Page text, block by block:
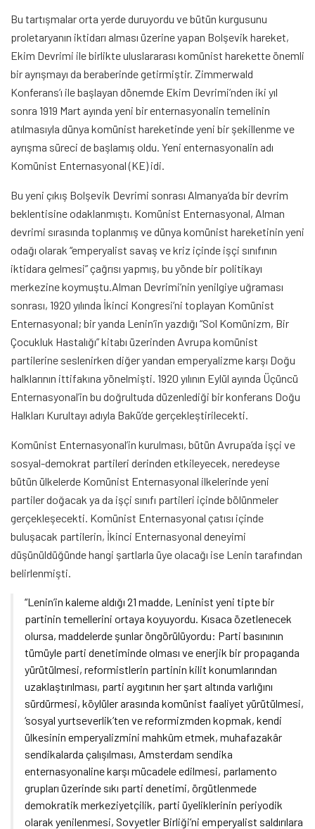
Bu tartışmalar orta yerde duruyordu ve bütün kurgusunu
proletaryanın iktidarı alması üzerine yapan Bolşevik hareket,
Ekim Devrimi ile birlikte uluslararası komünist harekette önemli
bir ayrışmayı da beraberinde getirmiştir. Zimmerwald
Konferans’ı ile başlayan dönemde Ekim Devrimi’nden iki yıl
sonra 1919 Mart ayında yeni bir enternasyonalin temelinin
atılmasıyla dünya komünist hareketinde yeni bir şekillenme ve
ayrışma süreci de başlamış oldu. Yeni enternasyonalin adı
Komünist Enternasyonal (KE) idi.
Bu yeni çıkış Bolşevik Devrimi sonrası Almanya’da bir devrim
beklentisine odaklanmıştı. Komünist Enternasyonal, Alman
devrimi sırasında toplanmış ve dünya komünist hareketinin yeni
odağı olarak “emperyalist savaş ve kriz içinde işçi sınıfının
iktidara gelmesi” çağrısı yapmış, bu yönde bir politikayı
merkezine koymuştu.Alman Devrimi’nin yenilgiye uğraması
sonrası, 1920 yılında İkinci Kongresi’ni toplayan Komünist
Enternasyonal; bir yanda Lenin’in yazdığı “Sol Komünizm, Bir
Çocukluk Hastalığı” kitabı üzerinden Avrupa komünist
partilerine seslenirken diğer yandan emperyalizme karşı Doğu
halklarının ittifakına yönelmişti. 1920 yılının Eylül ayında Üçüncü
Enternasyonal’in bu doğrultuda düzenlediği bir konferans Doğu
Halkları Kurultayı adıyla Bakü’de gerçekleştirilecekti.
Komünist Enternasyonal’in kurulması, bütün Avrupa’da işçi ve
sosyal-demokrat partileri derinden etkileyecek, neredeyse
bütün ülkelerde Komünist Enternasyonal ilkelerinde yeni
partiler doğacak ya da işçi sınıfı partileri içinde bölünmeler
gerçekleşecekti. Komünist Enternasyonal çatısı içinde
buluşacak partilerin, İkinci Enternasyonal deneyimi
düşünüldüğünde hangi şartlarla üye olacağı ise Lenin tarafından
belirlenmişti.
“Lenin’in kaleme aldığı 21 madde, Leninist yeni tipte bir
partinin temellerini ortaya koyuyordu. Kısaca özetlenecek
olursa, maddelerde şunlar öngörülüyordu: Parti basınının
tümüyle parti denetiminde olması ve enerjik bir propaganda
yürütülmesi, reformistlerin partinin kilit konumlarından
uzaklaştırılması, parti aygıtının her şart altında varlığını
sürdürmesi, köylüler arasında komünist faaliyet yürütülmesi,
‘sosyal yurtseverlik’ten ve reformizmden kopmak, kendi
ülkesinin emperyalizmini mahkûm etmek, muhafazakâr
sendikalarda çalışılması, Amsterdam sendika
enternasyonaline karşı mücadele edilmesi, parlamento
grupları üzerinde sıkı parti denetimi, örgütlenmede
demokratik merkeziyetçilik, parti üyeliklerinin periyodik
olarak yenilenmesi, Sovyetler Birliği’ni emperyalist saldırılara